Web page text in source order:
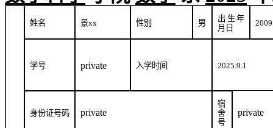
姓名 景xx 性别 男
出生年
月日
学号 private 入学时间 2025.9.1
身份证号码 private
宿
舍
号
private